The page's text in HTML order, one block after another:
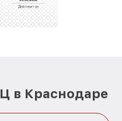
в Краснодаре